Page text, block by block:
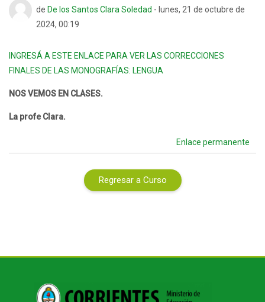
INGRESÁ A ESTE ENLACE PARA VER LAS CORRECCIONES
FINALES DE LAS MONOGRAFÍAS: LENGUA
NOS VEMOS EN CLASES.
La profe Clara.
Enlace permanente
de De los Santos Clara Soledad - lunes, 21 de octubre de
2024, 00:19
Número de respuestas: 0
Regresar a Curso